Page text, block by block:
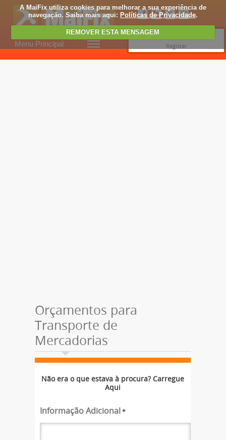
A MaiFix utiliza cookies para melhorar a sua experiência de
navegação. Saiba mais aqui: Políticas de Privacidade.
REMOVER ESTA MENSAGEM
Menu Principal
Registar
Orçamentos para
Transporte de
Mercadorias
Não era o que estava à procura? Carregue
Aqui
Informação Adicional *